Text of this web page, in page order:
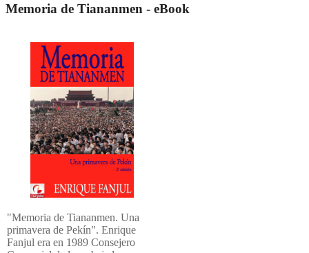
Memoria de Tiananmen - eBook
"Memoria de Tiananmen. Una
primavera de Pekín". Enrique
Fanjul era en 1989 Consejero